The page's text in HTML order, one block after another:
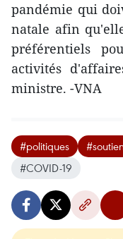
pandémie qui
natale afin
préférentiels
activités
ministre. -VNA
#politiques
#COVID-19